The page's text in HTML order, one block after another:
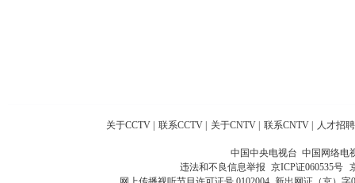
关于CCTV 联系CCTV 关于CNTV 联系CNTV 人才招聘
中国中央电视台 中国网络电
违法和不良信息举报 京ICP证060535号